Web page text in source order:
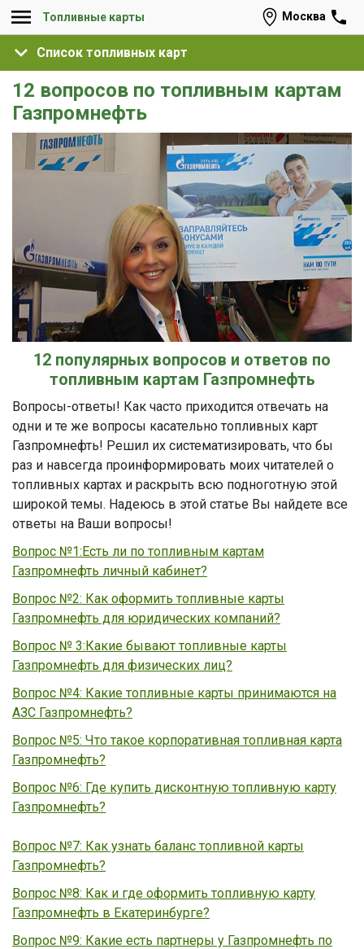
Топливные карты Москва
Список топливных карт
12 вопросов по топливным картам
Газпромнефть
12 популярных вопросов и ответов по
топливным картам Газпромнефть
Вопросы-ответы! Как часто приходится отвечать на
одни и те же вопросы касательно топливных карт
Газпромнефть! Решил их систематизировать, что бы
раз и навсегда проинформировать моих читателей о
топливных картах и раскрыть всю подноготную этой
широкой темы. Надеюсь в этой статье Вы найдете все
ответы на Ваши вопросы!
Вопрос №1:Есть ли по топливным картам
Газпромнефть личный кабинет?
Вопрос №2: Как оформить топливные карты
Газпромнефть для юридических компаний?
Вопрос № 3:Какие бывают топливные карты
Газпромнефть для физических лиц?
Вопрос №4: Какие топливные карты принимаются на
АЗС Газпромнефть?
Вопрос №5: Что такое корпоративная топливная карта
Газпромнефть?
Вопрос №6: Где купить дисконтную топливную карту
Газпромнефть?
Вопрос №7: Как узнать баланс топливной карты
Газпромнефть?
Вопрос №8: Как и где оформить топливную карту
Газпромнефть в Екатеринбурге?
Вопрос №9: Какие есть партнеры у Газпромнефть по